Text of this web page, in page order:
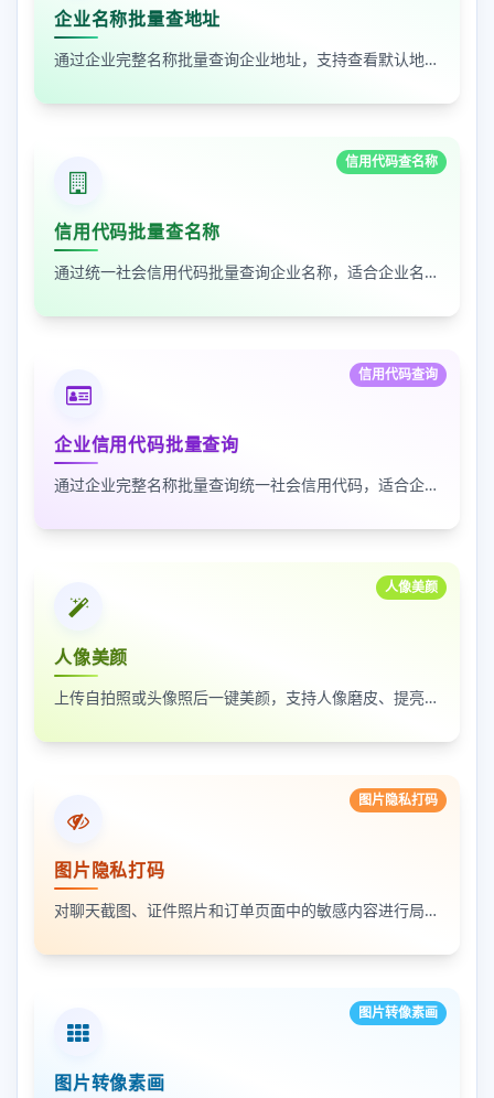
企业名称批量查地址
通过企业完整名称批量查询企业地址，支持查看默认地址、年报地址和注册地址，适合企业资料整理和工商信息核对
信用代码查名称
信用代码批量查名称
通过统一社会信用代码批量查询企业名称，适合企业名单核验、客户资料整理和工商信息补全
信用代码查询
企业信用代码批量查询
通过企业完整名称批量查询统一社会信用代码，适合企业资料整理、名单核验和工商信息匹配
人像美颜
人像美颜
上传自拍照或头像照后一键美颜，支持人像磨皮、提亮和美颜强度调节，适合人物照片快速优化
图片隐私打码
图片隐私打码
对聊天截图、证件照片和订单页面中的敏感内容进行局部打码，支持多次框选和重复处理
图片转像素画
图片转像素画